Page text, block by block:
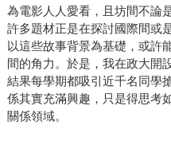
為電影人人愛看，且坊間不論
許多題材正是在探討國際間或
以這些故事背景為基礎，或許
間的角力。於是，我在政大開
結果每學期都吸引近千名同學
係其實充滿興趣，只是得思考
關係領域。